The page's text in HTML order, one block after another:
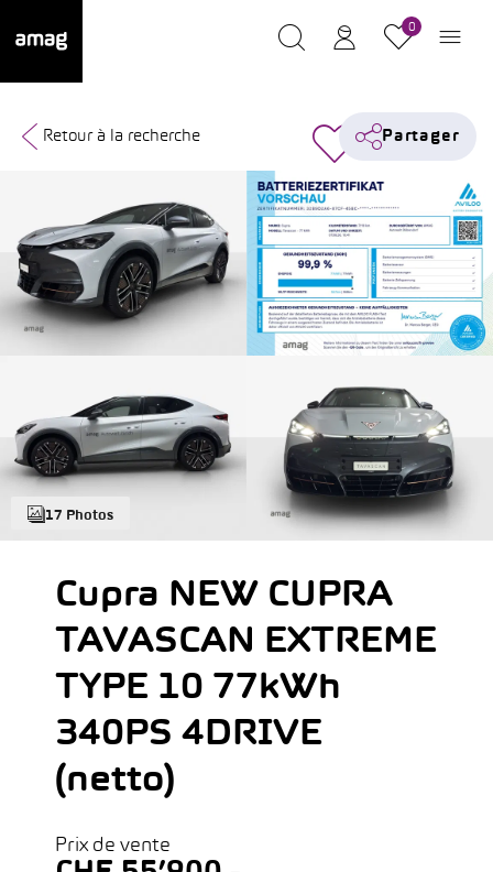
0
17 Photos
Retour à la recherche Partager
Cupra NEW CUPRA
TAVASCAN EXTREME
TYPE 10 77kWh
340PS 4DRIVE
(netto)
Prix de vente